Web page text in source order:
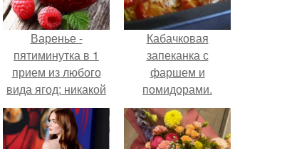
Варенье -
пятиминутка в 1
прием из любого
вида ягод: никакой
длительной варки,
все витамины на
месте!
Кабачковая
запеканка с
фаршем и
помидорами.